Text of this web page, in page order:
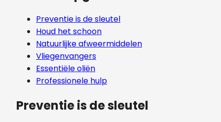
Preventie is de sleutel
Houd het schoon
Natuurlijke afweermiddelen
Vliegenvangers
Essentiële oliën
Professionele hulp
Preventie is de sleutel